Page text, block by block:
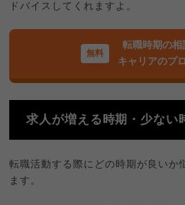
ドバイスしてくれますよ。
転職時期の相
キャリアのプ
求人が増える時期・少ない
転職活動する際にどの時期が良いか
ます。